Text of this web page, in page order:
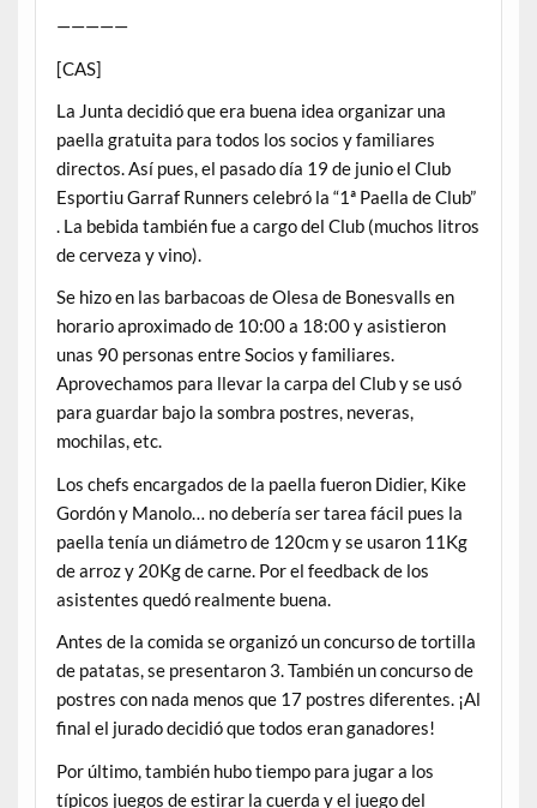
—————
[CAS]
La Junta decidió que era buena idea organizar una
paella gratuita para todos los socios y familiares
directos. Así pues, el pasado día 19 de junio el Club
Esportiu Garraf Runners celebró la “1ª Paella de Club”
. La bebida también fue a cargo del Club (muchos litros
de cerveza y vino).
Se hizo en las barbacoas de Olesa de Bonesvalls en
horario aproximado de 10:00 a 18:00 y asistieron
unas 90 personas entre Socios y familiares.
Aprovechamos para llevar la carpa del Club y se usó
para guardar bajo la sombra postres, neveras,
mochilas, etc.
Los chefs encargados de la paella fueron Didier, Kike
Gordón y Manolo… no debería ser tarea fácil pues la
paella tenía un diámetro de 120cm y se usaron 11Kg
de arroz y 20Kg de carne. Por el feedback de los
asistentes quedó realmente buena.
Antes de la comida se organizó un concurso de tortilla
de patatas, se presentaron 3. También un concurso de
postres con nada menos que 17 postres diferentes. ¡Al
final el jurado decidió que todos eran ganadores!
Por último, también hubo tiempo para jugar a los
típicos juegos de estirar la cuerda y el juego del